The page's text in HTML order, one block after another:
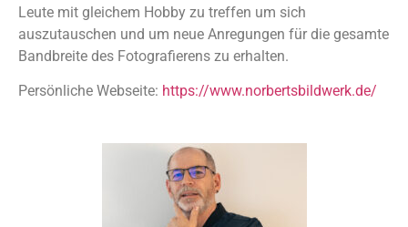
Leute mit gleichem Hobby zu treffen um sich
auszutauschen und um neue Anregungen für die gesamte
Bandbreite des Fotografierens zu erhalten.
Persönliche Webseite: https://www.norbertsbildwerk.de/